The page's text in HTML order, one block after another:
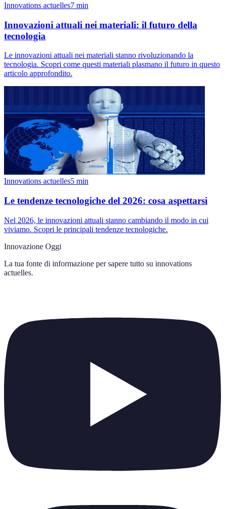
Innovations actuelles7 min
Innovazioni attuali nei materiali: il futuro della
tecnologia
Le innovazioni attuali nei materiali stanno rivoluzionando la
tecnologia. Scopri come questi materiali plasmano il futuro in questo
articolo approfondito.
Innovations actuelles5 min
Le tendenze tecnologiche del 2026: cosa aspettarsi
Nel 2026, le innovazioni attuali stanno cambiando il modo in cui
viviamo. Scopri le principali tendenze tecnologiche.
Innovazione Oggi
La tua fonte di informazione per sapere tutto su innovations
actuelles.